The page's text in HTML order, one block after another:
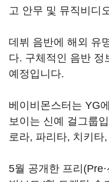
고 안무 및 뮤직비디
데뷔 음반에 해외 유
다. 구체적인 음반 정
예정입니다.
베이비몬스터는 YG
보이는 신예 걸그룹
로라, 파리타, 치키타
5월 공개한 프리